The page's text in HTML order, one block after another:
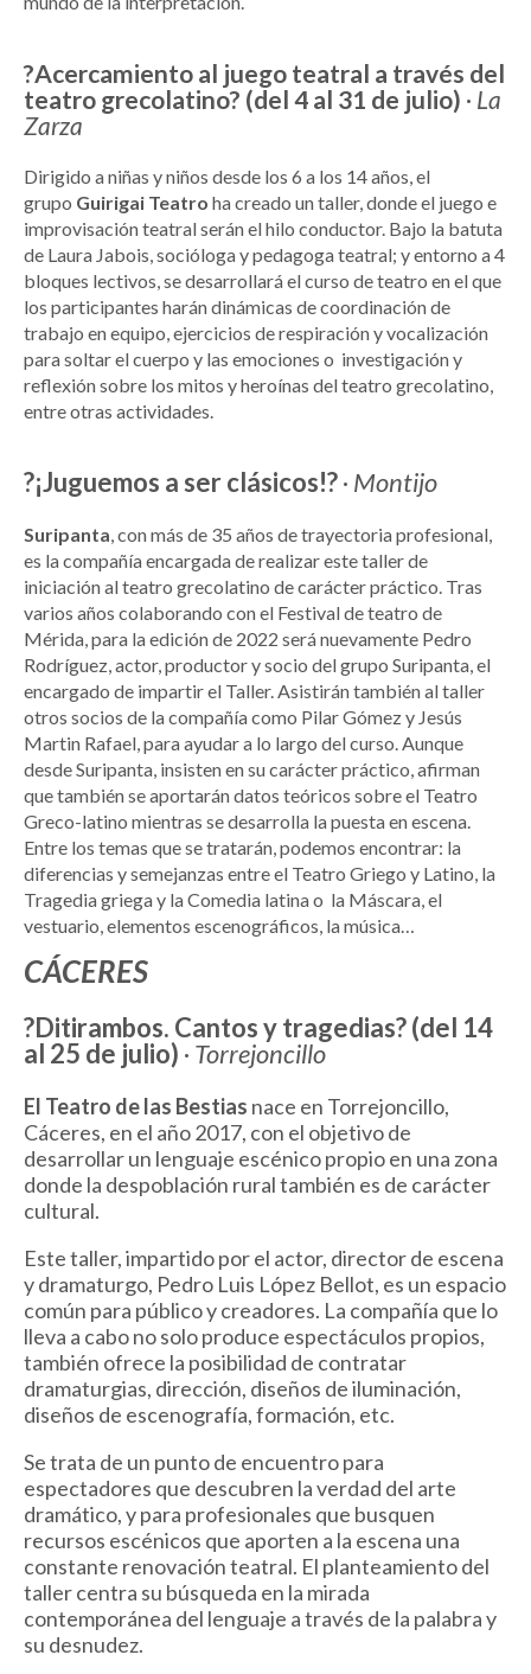
?Acercamiento al juego teatral a través del
teatro grecolatino? (del 4 al 31 de julio) · La
Zarza
Dirigido a niñas y niños desde los 6 a los 14 años, el
grupo Guirigai Teatro ha creado un taller, donde el juego e
improvisación teatral serán el hilo conductor. Bajo la batuta
de Laura Jabois, socióloga y pedagoga teatral; y entorno a 4
bloques lectivos, se desarrollará el curso de teatro en el que
los participantes harán dinámicas de coordinación de
trabajo en equipo, ejercicios de respiración y vocalización
para soltar el cuerpo y las emociones o investigación y
reflexión sobre los mitos y heroínas del teatro grecolatino,
entre otras actividades.
?¡Juguemos a ser clásicos!?· Montijo
Suripanta, con más de 35 años de trayectoria profesional,
es la compañía encargada de realizar este taller de
iniciación al teatro grecolatino de carácter práctico. Tras
varios años colaborando con el Festival de teatro de
Mérida, para la edición de 2022 será nuevamente Pedro
Rodríguez, actor, productor y socio del grupo Suripanta, el
encargado de impartir el Taller. Asistirán también al taller
otros socios de la compañía como Pilar Gómez y Jesús
Martin Rafael, para ayudar a lo largo del curso. Aunque
desde Suripanta, insisten en su carácter práctico, afirman
que también se aportarán datos teóricos sobre el Teatro
Greco-latino mientras se desarrolla la puesta en escena.
Entre los temas que se tratarán, podemos encontrar: la
diferencias y semejanzas entre el Teatro Griego y Latino, la
Tragedia griega y la Comedia latina o la Máscara, el
vestuario, elementos escenográficos, la música…
CÁCERES
?Ditirambos. Cantos y tragedias? (del 14
al 25 de julio) · Torrejoncillo
El Teatro de las Bestias nace en Torrejoncillo,
Cáceres, en el año 2017, con el objetivo de
desarrollar un lenguaje escénico propio en una zona
donde la despoblación rural también es de carácter
cultural.
Este taller, impartido por el actor, director de escena
y dramaturgo, Pedro Luis López Bellot, es un espacio
común para público y creadores. La compañía que lo
lleva a cabo no solo produce espectáculos propios,
también ofrece la posibilidad de contratar
dramaturgias, dirección, diseños de iluminación,
diseños de escenografía, formación, etc.
Se trata de un punto de encuentro para
espectadores que descubren la verdad del arte
dramático, y para profesionales que busquen
recursos escénicos que aporten a la escena una
constante renovación teatral. El planteamiento del
taller centra su búsqueda en la mirada
contemporánea del lenguaje a través de la palabra y
su desnudez.